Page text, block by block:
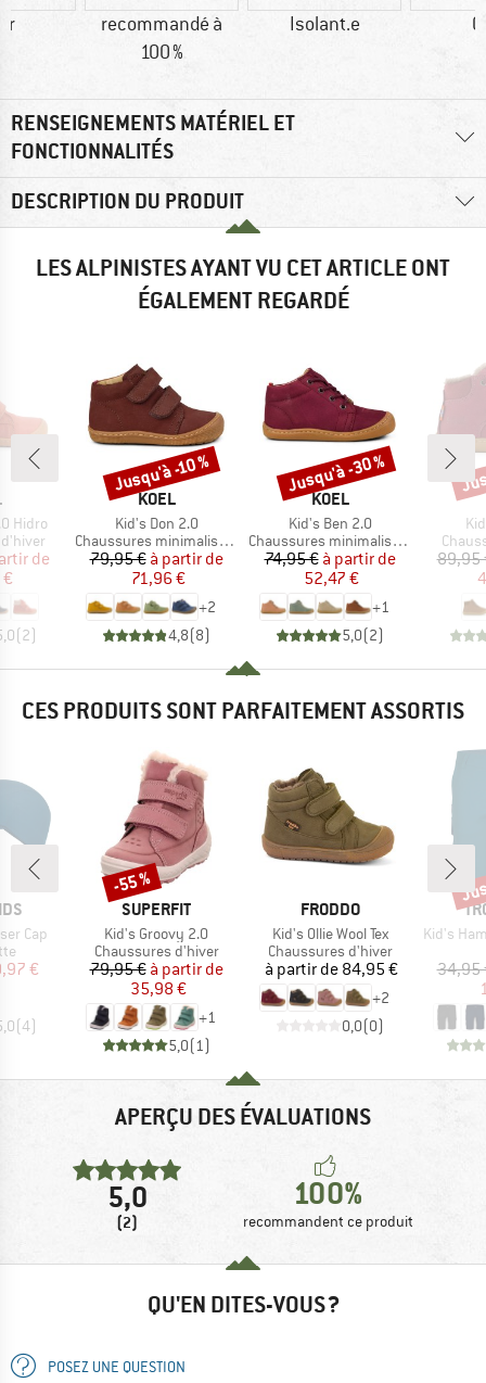
recommandé à
100 %
Isolant.e
RENSEIGNEMENTS MATÉRIEL ET
FONCTIONNALITÉS
DESCRIPTION DU PRODUIT
LES ALPINISTES AYANT VU CET ARTICLE ONT
ÉGALEMENT REGARDÉ
Hidro
réduit
de
(2)
MARQUE
KOEL
Article
Kid's Don 2.0
Product group
Chaussures minimalistes
Prix
79,95 € Prix réduit
à partir de
71,96 €
+2
4,8(8)
Remise
Jusqu'à -10 %
MARQUE
KOEL
Article
Kid's Ben 2.0
Product group
Chaussures minimalistes
Prix
74,95 € Prix réduit
à partir de
52,47 €
+1
5,0(2)
Remise
Jusqu'à -30 %
89,95
CES PRODUITS SONT PARFAITEMENT ASSORTIS
Cap
réduit
€
(4)
MARQUE
SUPERFIT
Article
Kid's Groovy 2.0
Product group
Chaussures d'hiver
Prix
79,95 € Prix réduit
à partir de
35,98 €
+1
5,0(1 )
Remise
-55 %
MARQUE
FRODDO
Article
Kid's Ollie Wool Tex
Product group
Chaussures d'hiver
Prix
à partir de 84,95 €
+2
0,0(0)
Article
Kid's
34,95
APERÇU DES ÉVALUATIONS
5,0
(2)
100%
recommandent ce produit
QU'EN DITES-VOUS ?
POSEZ UNE QUESTION